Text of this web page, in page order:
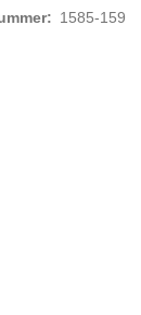
1585-159